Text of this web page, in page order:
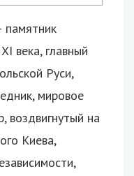
памятник
века, главный
Руси,
мировое
воздвигнутый на
Киева,